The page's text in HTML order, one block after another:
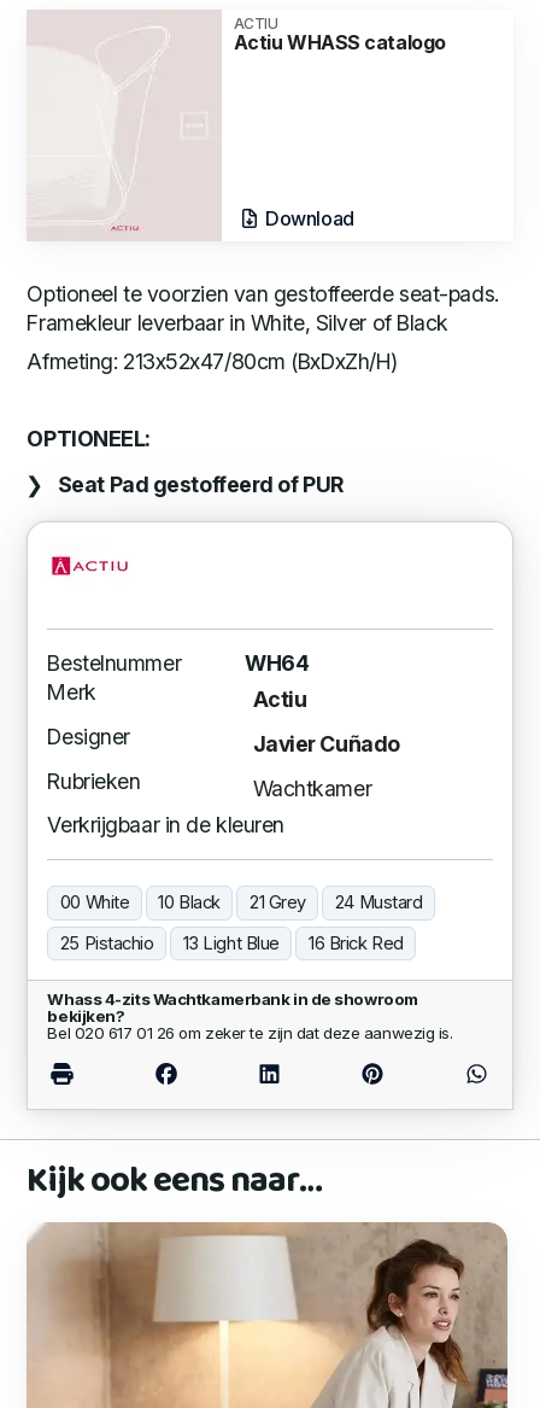
ACTIU
Actiu WHASS catalogo
Download
Optioneel te voorzien van gestoffeerde seat-pads.
Framekleur leverbaar in White, Silver of Black
Afmeting: 213x52x47/80cm (BxDxZh/H)
OPTIONEEL:
Seat Pad gestoffeerd of PUR
Bestelnummer
WH64
Merk
Actiu
Designer
Javier Cuñado
Rubrieken
Wachtkamer
Verkrijgbaar in de kleuren
00 White 10 Black 21 Grey
24 Mustard
25 Pistachio
13 Light Blue 16 Brick Red
Whass 4-zits Wachtkamerbank in de showroom
bekijken?
Bel 020 617 01 26 om zeker te zijn dat deze aanwezig is.
Kijk ook eens naar…